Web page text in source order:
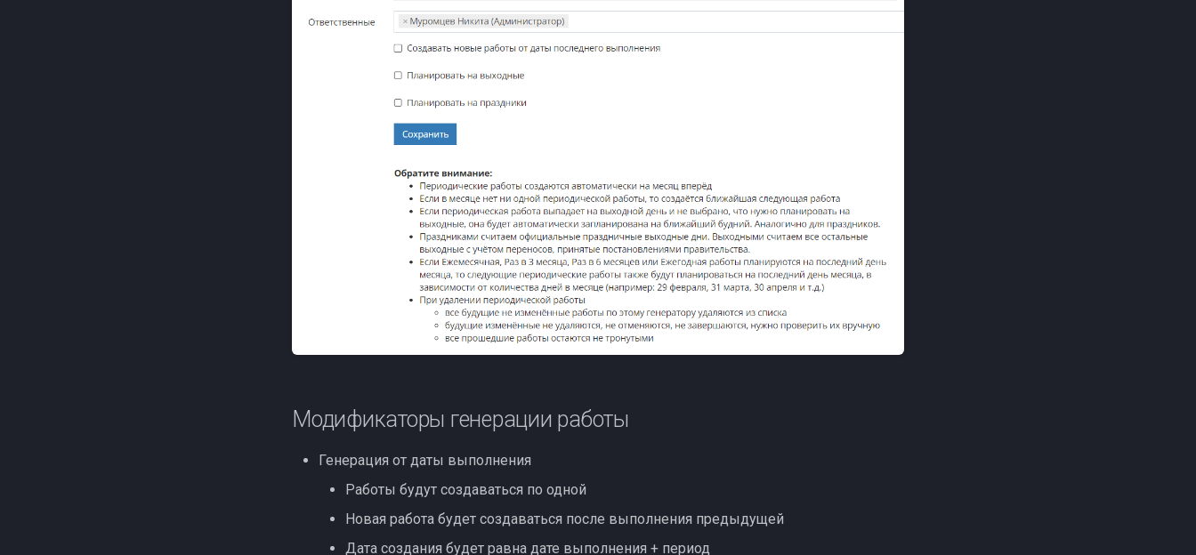
Модификаторы генерации работы
Генерация от даты выполнения
Работы будут создаваться по одной
Новая работа будет создаваться после выполнения предыдущей
Дата создания будет равна дате выполнения + период